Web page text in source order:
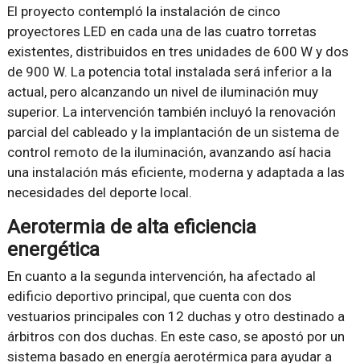
El proyecto contempló la instalación de cinco
proyectores LED en cada una de las cuatro torretas
existentes, distribuidos en tres unidades de 600 W y dos
de 900 W. La potencia total instalada será inferior a la
actual, pero alcanzando un nivel de iluminación muy
superior. La intervención también incluyó la renovación
parcial del cableado y la implantación de un sistema de
control remoto de la iluminación, avanzando así hacia
una instalación más eficiente, moderna y adaptada a las
necesidades del deporte local.
Aerotermia de alta eficiencia
energética
En cuanto a la segunda intervención, ha afectado al
edificio deportivo principal, que cuenta con dos
vestuarios principales con 12 duchas y otro destinado a
árbitros con dos duchas. En este caso, se apostó por un
sistema basado en energía aerotérmica para ayudar a